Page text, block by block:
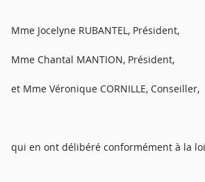
Mme Jocelyne RUBANTEL, Président,
Mme Chantal MANTION, Président,
et Mme Véronique CORNILLE, Conseiller,
qui en ont délibéré conformément à la